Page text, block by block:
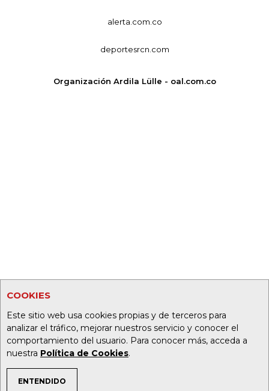
COOKIES
Este sitio web usa cookies propias y de terceros para
analizar el tráfico, mejorar nuestros servicio y conocer el
comportamiento del usuario. Para conocer más, acceda a
nuestra Política de Cookies.
ENTENDIDO
alerta.com.co
deportesrcn.com
Organización Ardila Lülle - oal.com.co